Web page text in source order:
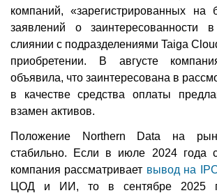
компаний, «зарегистрированных
заявлений о заинтересованности
слиянии с подразделениями Taiga
приобретении. В августе
объявила, что заинтересована в
в качестве средства оплаты
взамен активов.
Положение Northern Data на
стабильно. Если в июле 2024 года
компания рассматривает вывод на
ЦОД и ИИ, то в сентябре 2025